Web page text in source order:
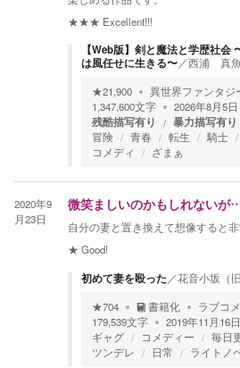
★★★ Excellent!!!
【Web版】剣と魔法と学歴社
は風任せに生きる〜／西浦 真魚
★21,900 異世界ファンタジ
1,347,600文字 2026年8月5日
残酷描写有り 暴力描写有り
冒険 青春 転生 騎士
コメディ
ざまぁ
2020年9
月23日
微笑ましいのかもしれないが
自分の妻と置き換えて想像すると
★ Good!
初めて妻を殴った ／花音小坂（
★704 書籍化 ラブコメ
179,539文字 2019年11月16
ギャグ
コメディー 毎日
ツンデレ
日常 ライトノ